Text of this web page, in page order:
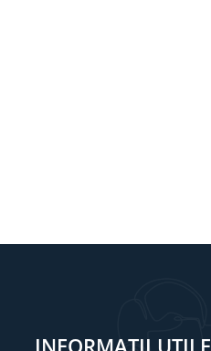
INFORMAȚII UTILE